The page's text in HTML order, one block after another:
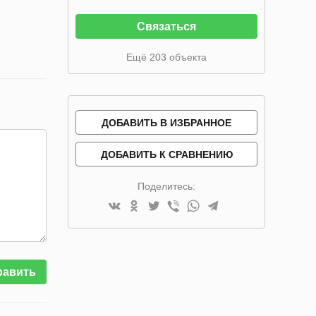
Связаться
Ещё 203 объекта
ДОБАВИТЬ В ИЗБРАННОЕ
ДОБАВИТЬ К СРАВНЕНИЮ
Поделитесь: